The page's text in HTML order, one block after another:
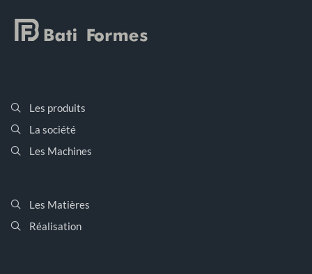
Les produits
La société
Les Machines
Les Matières
Réalisation